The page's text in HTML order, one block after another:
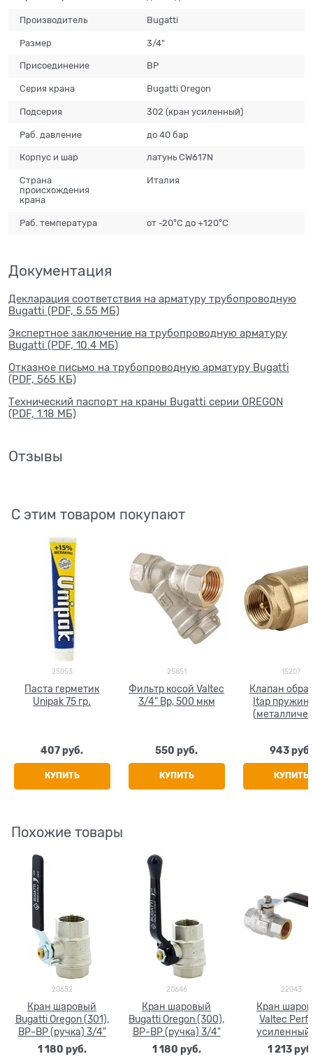
Производитель Bugatti
Размер 3/4"
Присоединение ВР
Серия крана Bugatti Oregon
Подсерия 302 (кран усиленный)
Раб. давление до 40 бар
Корпус и шар латунь CW617N
Страна
происхождения
крана
Италия
Раб. температура от -20°С до +120°С
Документация
Декларация соответствия на арматуру трубопроводную
Bugatti (PDF, 5.55 МБ)
Экспертное заключение на трубопроводную арматуру
Bugatti (PDF, 10.4 МБ)
Отказное письмо на трубопроводную арматуру Bugatti
(PDF, 565 КБ)
Технический паспорт на краны Bugatti серии OREGON
(PDF, 1.18 МБ)
Отзывы
С этим товаром покупают
25053
Паста герметик
Unipak 75 гр.
407 руб.
КУПИТЬ
25851
Фильтр косой Valtec
3/4" Вр, 500 мкм
550 руб.
КУПИТЬ
15207
Клапан
Itap
943 руб.
КУПИТЬ
Похожие товары
20652
Кран шаровый
Bugatti Oregon (301),
ВР-ВР (ручка) 3/4"
1 180 руб.
20646
Кран шаровый
Bugatti Oregon (300),
ВР-ВР (ручка) 3/4"
1 180 руб.
22043
Кран
Valtec
усиленный
(ручка) 3/
1 213